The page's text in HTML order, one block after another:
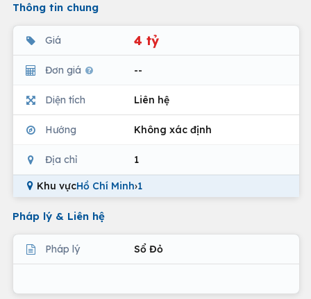
Thông tin chung
Giá 4 tỷ
Đơn giá --
Diện tích Liên hệ
Hướng Không xác định
Địa chỉ 1
Khu vựcHồ Chí Minh›1
Pháp lý & Liên hệ
Pháp lý Sổ Đỏ